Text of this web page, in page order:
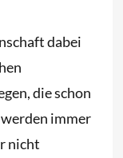
dabei
die schon
immer
nicht